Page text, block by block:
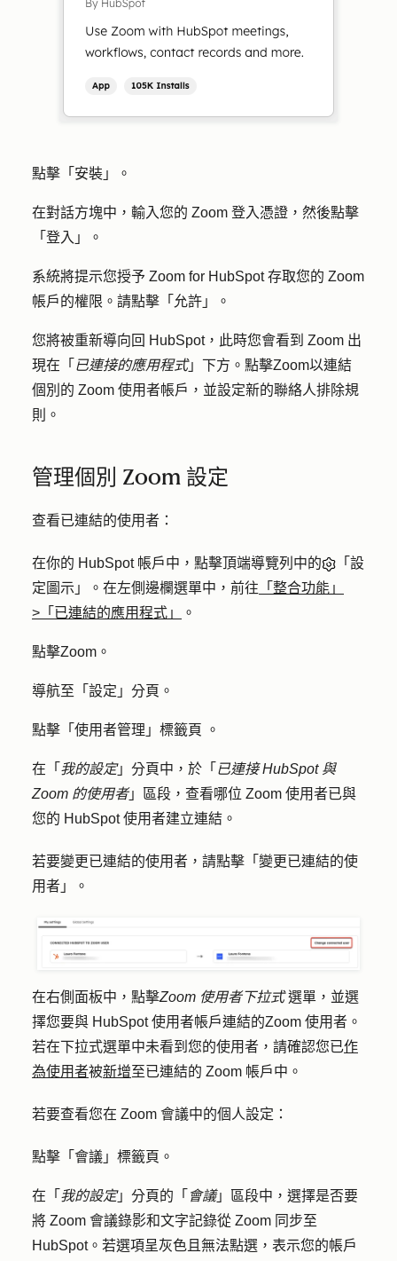
點擊「 安裝 」。
在對話方塊中，輸入您的 Zoom 登入憑證，然後點擊
「 登入 」。
系統將提示您授予 Zoom for HubSpot 存取您的 Zoom
帳戶的權限。請點擊「 允許」 。
您將被重新導向回 HubSpot，此時您會看到 Zoom 出
現在「 已連接的應用程式」下方。點擊Zoom以連結
個別的 Zoom 使用者帳戶，並設定新的聯絡人排除規
則。
管理個別 Zoom 設定
查看已連結的使用者：
在你的 HubSpot 帳戶中，點擊頂端導覽列中的
「設
定圖示」。在左側邊欄選單中，前往 「整合功能」
>「已連結的應用程式」
。
點擊Zoom 。
導航至「 設定 」分頁。
點擊「 使用者管理」標籤頁 。
在「 我的設定」分頁中，於「 已連接 HubSpot 與
Zoom 的使用者」區段，查看哪位 Zoom 使用者已與
您的 HubSpot 使用者建立連結。
若要變更已連結的使用者，請點擊「 變更已連結的使
用者 」。
在右側面板中，點擊Zoom 使用者下拉式選單，並選
擇您要與 HubSpot 使用者帳戶連結的Zoom 使用者 。
若在下拉式選單中未看到您的使用者，請確認您已作
為使用者被新增至已連結的 Zoom 帳戶中。
若要查看您在 Zoom 會議中的個人設定：
點擊「 會議 」標籤頁。
在「 我的設定」分頁的「 會議」區段中，選擇是否要
將 Zoom 會議錄影和文字記錄從 Zoom 同步至
HubSpot。若選項呈灰色且無法點選，表示您的帳戶